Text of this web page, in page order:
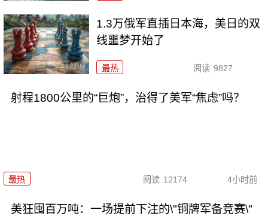
1.3万俄军直插日本海，美日的双
线噩梦开始了
最热 阅读 9827
射程1800公里的“巨炮”，治得了美军“焦虑”吗？
最热 阅读 12174 4小时前
美狂囤百万吨：一场提前下注的\"铜牌军备竞赛\"